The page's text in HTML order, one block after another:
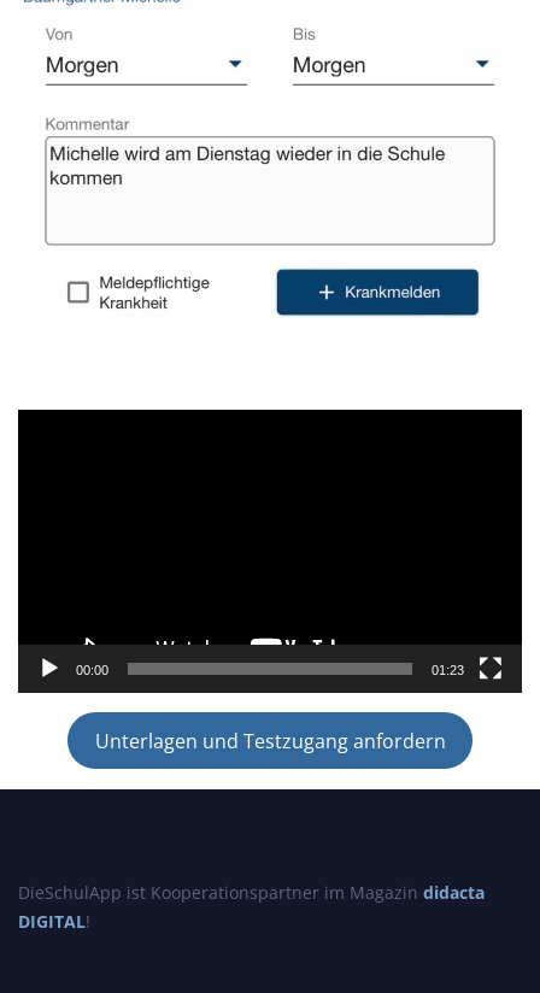
00:00 01:23
Unterlagen und Testzugang anfordern
DieSchulApp ist Kooperationspartner im Magazin didacta
DIGITAL!